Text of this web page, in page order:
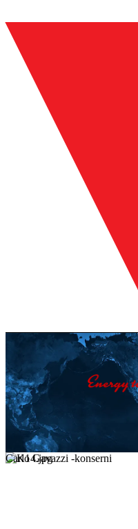
Carlo Gavazzi -konserni